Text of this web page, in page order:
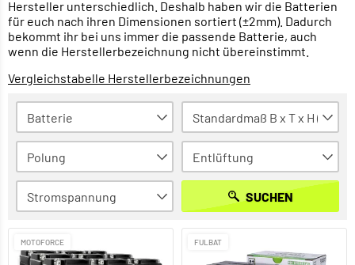
Hersteller unterschiedlich. Deshalb haben wir die Batterien
für euch nach ihren Dimensionen sortiert (±2mm). Dadurch
bekommt ihr bei uns immer die passende Batterie, auch
wenn die Herstellerbezeichnung nicht übereinstimmt.
Vergleichstabelle Herstellerbezeichnungen
SUCHEN
MOTOFORCE FULBAT